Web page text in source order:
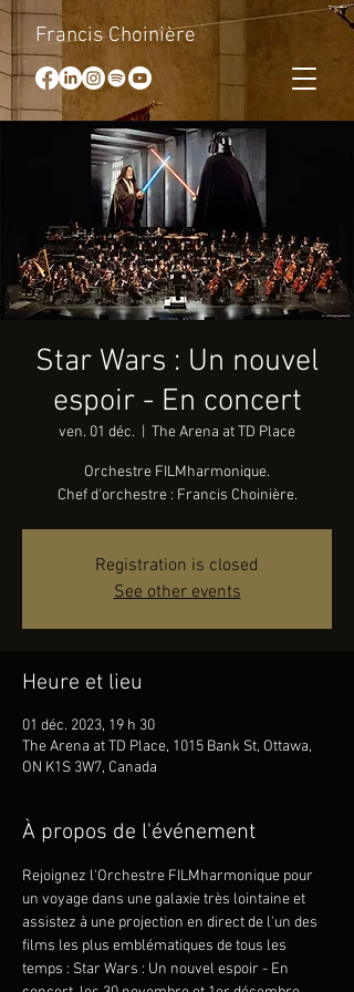
Francis Choinière
Star Wars : Un nouvel
espoir - En concert
ven. 01 déc. The Arena at TD Place
Orchestre FILMharmonique.
Chef d'orchestre : Francis Choinière.
Registration is closed
See other events
Heure et lieu
01 déc. 2023, 19 h 30
The Arena at TD Place, 1015 Bank St, Ottawa,
ON K1S 3W7, Canada
À propos de l'événement
Rejoignez l'Orchestre FILMharmonique pour
un voyage dans une galaxie très lointaine et
assistez à une projection en direct de l'un des
films les plus emblématiques de tous les
temps : Star Wars : Un nouvel espoir - En